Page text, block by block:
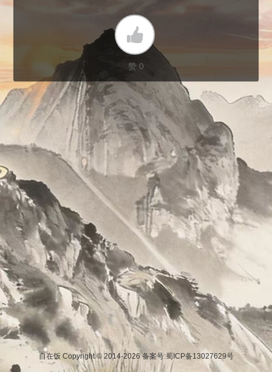
赞 0
自在饭 Copyright © 2014-2026备案号:蜀ICP备13027629号